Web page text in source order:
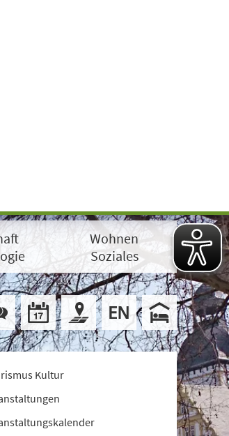
Wohnen
Soziales
Kultur